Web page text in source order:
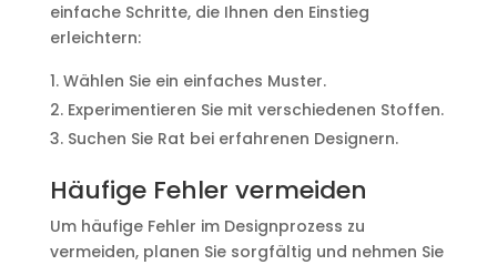
einfache Schritte, die Ihnen den Einstieg
erleichtern:
Wählen Sie ein einfaches Muster.
Experimentieren Sie mit verschiedenen Stoffen.
Suchen Sie Rat bei erfahrenen Designern.
Häufige Fehler vermeiden
Um häufige Fehler im Designprozess zu
vermeiden, planen Sie sorgfältig und nehmen Sie